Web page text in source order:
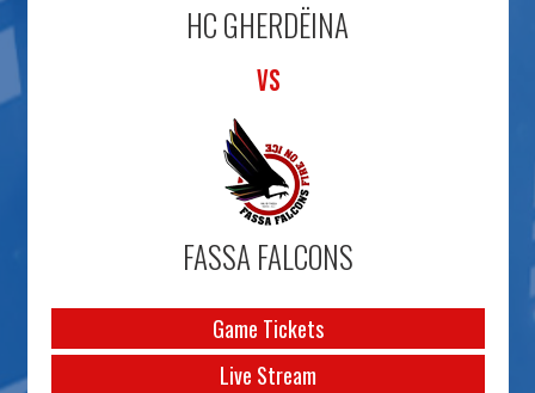
HC GHERDËINA
VS
FASSA FALCONS
Game Tickets
Live Stream